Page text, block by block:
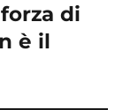
di
è il